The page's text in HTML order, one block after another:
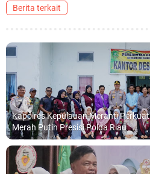
Berita terkait
Kapolres Kepulauan Meranti
Merah Putih Presisi Polda Riau